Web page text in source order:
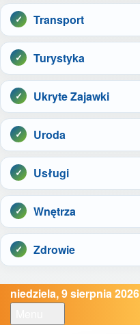
Transport
Turystyka
Ukryte Zajawki
Uroda
Usługi
Wnętrza
Zdrowie
niedziela, 9 sierpnia 2026